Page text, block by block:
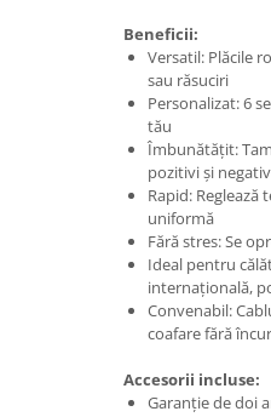
Beneficii:
Versatil: Plăcile
sau răsuciri
Personalizat: 6
tău
Îmbunătățit:
pozitivi și
Rapid:
uniformă
Fără stres: Se
Ideal pentru
internațională,
Convenabil:
coafare fără
Accesorii incluse:
Garanție de doi